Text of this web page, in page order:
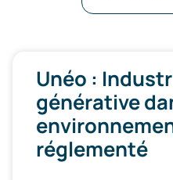
Unéo :
générative
réglementé